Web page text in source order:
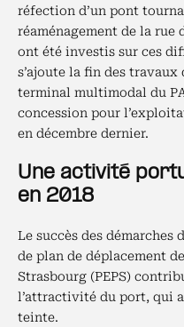
réfection d’un pont
réaménagement de la rue
ont été investis sur ces
s’ajoute la fin des
terminal multimodal du
concession pour
en décembre dernier.
Une activité
en 2018
Le succès des démarches
de plan de déplacement
Strasbourg (PEPS)
l’attractivité du port, qui
teinte.